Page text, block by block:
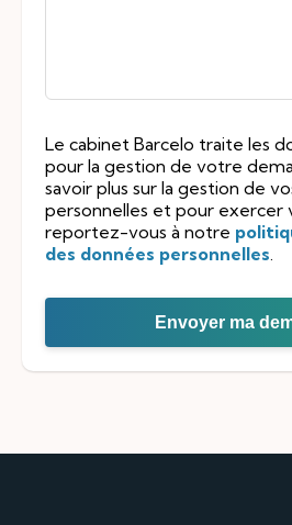
Le cabinet Barcelo traite les
pour la gestion de votre
savoir plus sur la gestion de
personnelles et pour exercer
reportez-vous à notre
des données personnelles
Envoyer ma